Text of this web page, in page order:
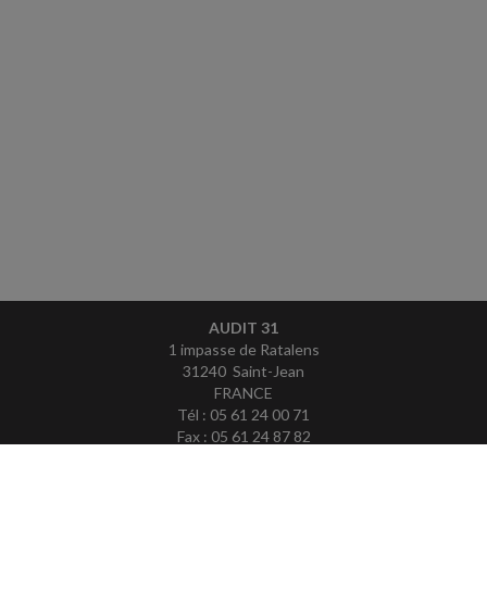
AUDIT 31
1 impasse de Ratalens
31240 Saint-Jean
FRANCE
Tél : 05 61 24 00 71
Fax : 05 61 24 87 82